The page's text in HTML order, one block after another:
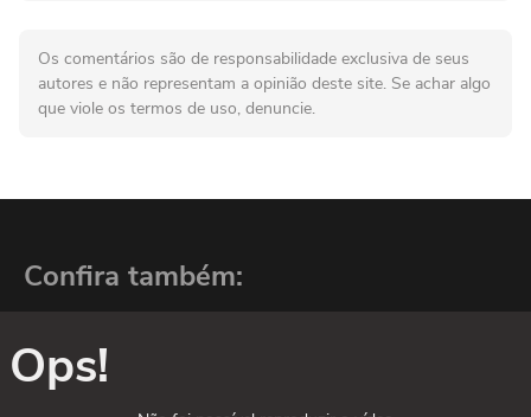
Os comentários são de responsabilidade exclusiva de seus
autores e não representam a opinião deste site. Se achar algo
que viole os termos de uso, denuncie.
Confira também:
Ops!